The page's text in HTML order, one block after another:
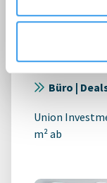
Büro |
Union
m² ab